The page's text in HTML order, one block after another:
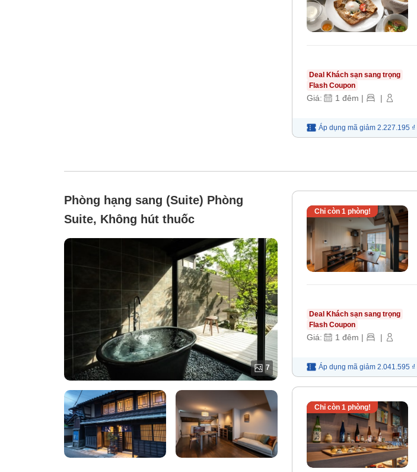
Deal Khách sạn sang trọng
Flash Coupon
Giá: 1 đêm | |
Áp dụng mã giảm 2.227.195 ₫
Phòng hạng sang (Suite) Phòng
Suite, Không hút thuốc
7
Chỉ còn 1 phòng!
Deal Khách sạn sang trọng
Flash Coupon
Giá: 1 đêm | |
Áp dụng mã giảm 2.041.595 ₫
Chỉ còn 1 phòng!